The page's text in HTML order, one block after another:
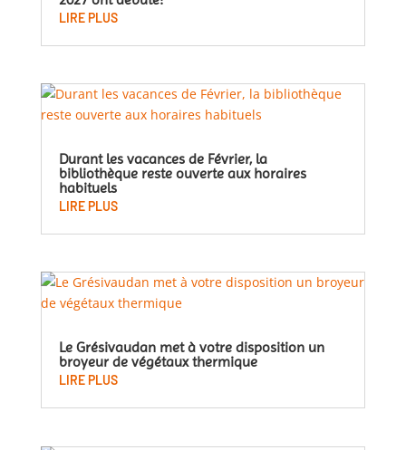
LIRE PLUS
Durant les vacances de Février, la
bibliothèque reste ouverte aux horaires
habituels
LIRE PLUS
Le Grésivaudan met à votre disposition un
broyeur de végétaux thermique
LIRE PLUS